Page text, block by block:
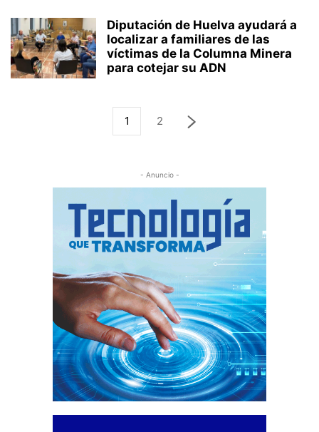
Diputación de Huelva ayudará a
localizar a familiares de las
víctimas de la Columna Minera
para cotejar su ADN
1 2
- Anuncio -